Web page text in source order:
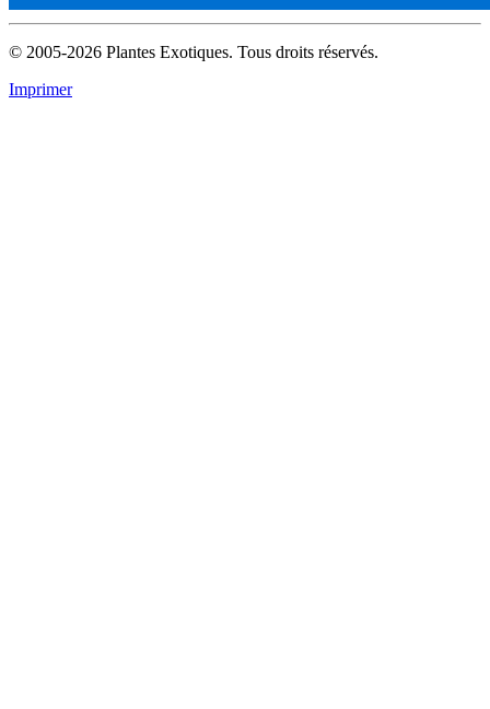
© 2005-2026 Plantes Exotiques. Tous droits réservés.
Imprimer